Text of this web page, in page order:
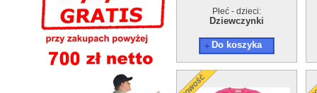
Płeć - dzieci:
Dziewczynki
Do koszyka